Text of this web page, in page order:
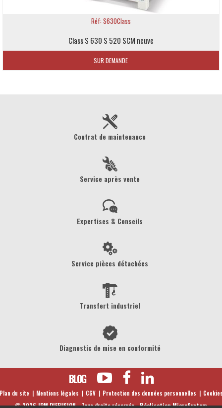
Réf: S630Class
Class S 630 S 520 SCM neuve
SUR DEMANDE
Contrat de maintenance
Service après vente
Expertises & Conseils
Service pièces détachées
Transfert industriel
Diagnostic de mise en conformité
BLOG
du site Mentions légales CGV Protection des données personnelles
©2026JPM DIFFUSION - Tous droits réservés -Réalisation MicroSystem